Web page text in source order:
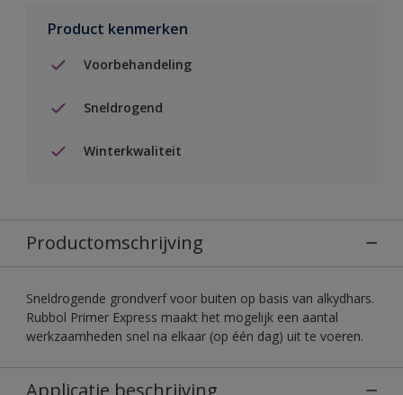
Product kenmerken
Voorbehandeling
Sneldrogend
Winterkwaliteit
Productomschrijving
Sneldrogende grondverf voor buiten op basis van alkydhars.
Rubbol Primer Express maakt het mogelijk een aantal
werkzaamheden snel na elkaar (op één dag) uit te voeren.
Applicatie beschrijving